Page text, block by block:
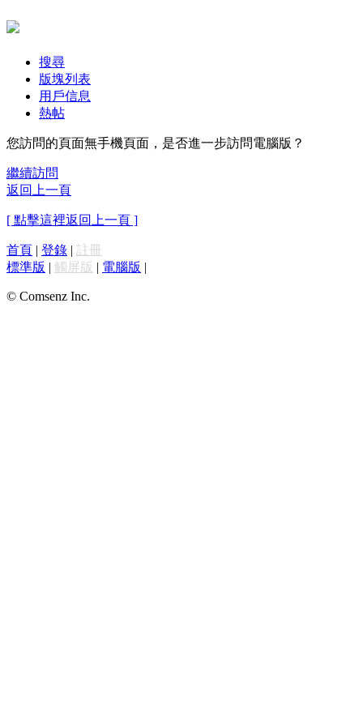
搜尋
版塊列表
用戶信息
熱帖
您訪問的頁面無手機頁面，是否進一步訪問電腦版？
繼續訪問
返回上一頁
[ 點擊這裡返回上一頁 ]
首頁 | 登錄 | 註冊
標準版 | 觸屏版 | 電腦版 |
© Comsenz Inc.